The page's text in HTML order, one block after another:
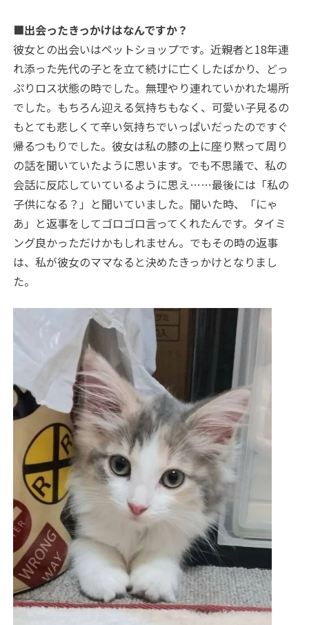
■出会ったきっかけはなんですか？
彼女との出会いはペットショップです。近親者と18年連
れ添った先代の子とを立て続けに亡くしたばかり、どっ
ぷりロス状態の時でした。無理やり連れていかれた場所
でした。もちろん迎える気持ちもなく、可愛い子見るの
もとても悲しくて辛い気持ちでいっぱいだったのですぐ
帰るつもりでした。彼女は私の膝の上に座り黙って周り
の話を聞いていたように思います。でも不思議で、私の
会話に反応していているように思え……最後には「私の
子供になる？」と聞いていました。聞いた時、「にゃ
あ」と返事をしてゴロゴロ言ってくれたんです。タイミ
ング良かっただけかもしれません。でもその時の返事
は、私が彼女のママなると決めたきっかけとなりまし
た。